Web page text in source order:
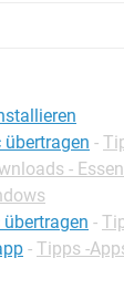
-
-
-
- Tipps -